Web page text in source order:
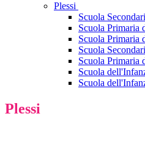
Plessi
Scuola
Scuola Primaria
Scuola Primaria
Scuola
Scuola Primaria
Scuola
Scuola
Plessi